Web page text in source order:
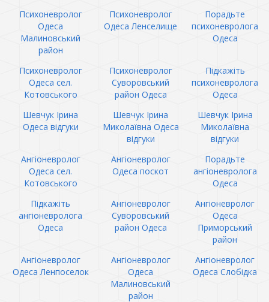
Психоневролог
Одеса
Малиновський
район
Психоневролог
Одеса Ленселище
Порадьте
психоневролога
Одеса
Психоневролог
Одеса сел.
Котовського
Психоневролог
Суворовський
район Одеса
Підкажіть
психоневролога
Одеса
Шевчук Ірина
Одеса відгуки
Шевчук Ірина
Миколаївна Одеса
відгуки
Шевчук Ірина
Миколаївна
відгуки
Ангіоневролог
Одеса сел.
Котовського
Ангіоневролог
Одеса поскот
Порадьте
ангіоневролога
Одеса
Підкажіть
ангіоневролога
Одеса
Ангіоневролог
Суворовський
район Одеса
Ангіоневролог
Одеса
Приморський
район
Ангіоневролог
Одеса Ленпоселок
Ангіоневролог
Одеса
Малиновський
район
Ангіоневролог
Одеса Слобідка